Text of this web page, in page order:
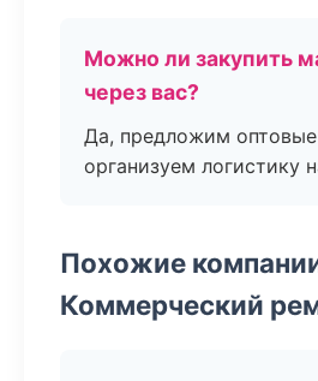
Можно ли закупить
через вас?
Да, предложим
организуем логистику
Похожие
Коммерческий